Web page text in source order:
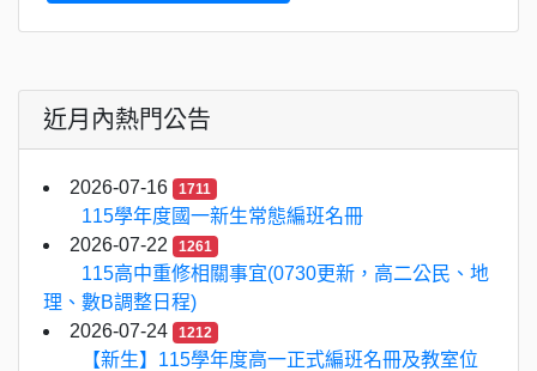
近月內熱門公告
2026-07-16 1711
115學年度國一新生常態編班名冊
2026-07-22
1261
115高中重修相關事宜(0730更新，高二公民、地
理、數B調整日程)
2026-07-24
1212
【新生】115學年度高一正式編班名冊及教室位